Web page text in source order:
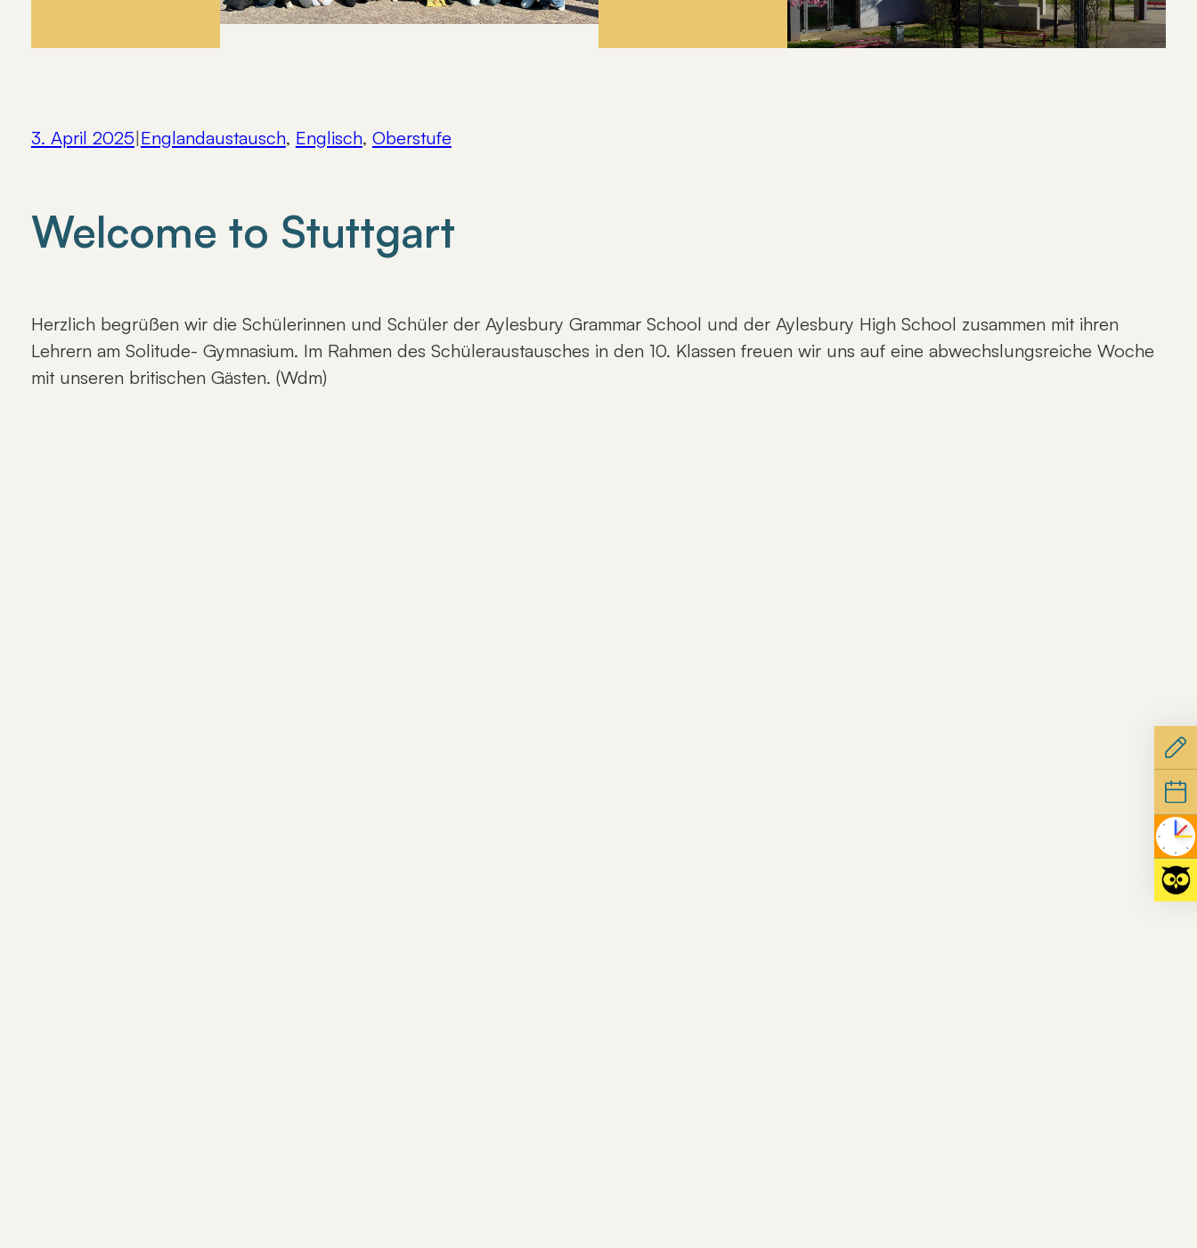
3. April 2025|Englandaustausch, Englisch, Oberstufe
Welcome to Stuttgart
Herzlich begrüßen wir die Schülerinnen und Schüler der Aylesbury Grammar School und der Aylesbury High School zusammen mit ihren
Lehrern am Solitude- Gymnasium. Im Rahmen des Schüleraustausches in den 10. Klassen freuen wir uns auf eine abwechslungsreiche Woche
mit unseren britischen Gästen. (Wdm)